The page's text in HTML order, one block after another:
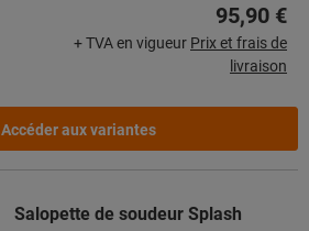
95,90 €
+ TVA en vigueur Prix et frais de
livraison
Accéder aux variantes
Salopette de soudeur Splash